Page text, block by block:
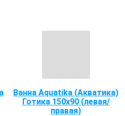
Ванна Aquatika (Акватика)
Готика 150х90 (левая/
правая)